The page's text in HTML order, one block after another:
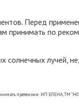
Перед
принимать по
лучей,
претензии: ИП ЕЛЕНА, ТМ